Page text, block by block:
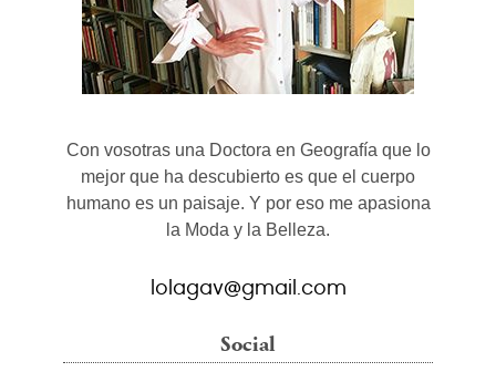
Con vosotras una Doctora en Geografía que lo
mejor que ha descubierto es que el cuerpo
humano es un paisaje. Y por eso me apasiona
la Moda y la Belleza.
lolagav@gmail.com
Social